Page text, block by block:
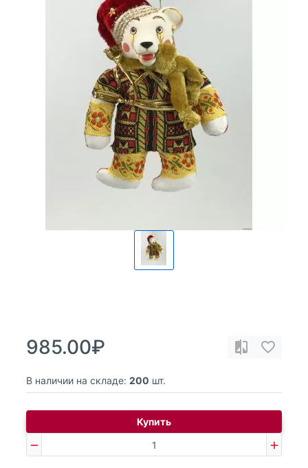
985.00₽
В наличии на складе: 200 шт.
Купить